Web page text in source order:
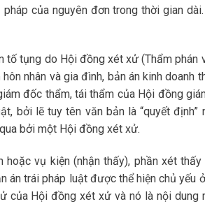
của nguyên đơn trong thời gian dài.
tố tụng do Hội đồng xét xử (Thẩm phán
nhân và gia đình, bản án kinh doanh
đốc thẩm, tái thẩm của Hội đồng
bởi lẽ tuy tên văn bản là “quyết định”
bởi một Hội đồng xét xử.
vụ kiện (nhận thấy), phần xét thấy
án trái pháp luật được thể hiện chủ yếu
của Hội đồng xét xử và nó là nội dung